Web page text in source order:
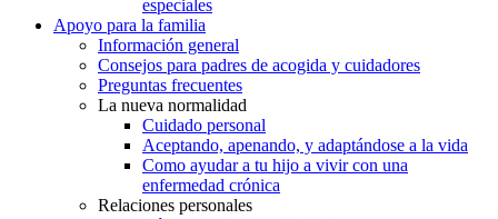
especiales
Apoyo para la familia
Información general
Consejos para padres de acogida y cuidadores
Preguntas frecuentes
La nueva normalidad
Cuidado personal
Aceptando, apenando, y adaptándose a la vida
Como ayudar a tu hijo a vivir con una
enfermedad crónica
Relaciones personales